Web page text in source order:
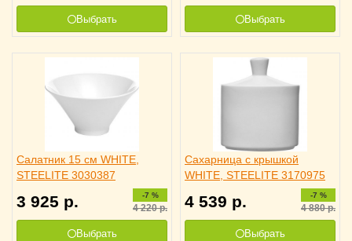
Выбрать Выбрать
Салатник 15 см WHITE,
STEELITE 3030387
3 925 р. -7 %
4 220р.
Выбрать
Сахарница c крышкой
WHITE, STEELITE 3170975
4 539 р. -7 %
4 880р.
Выбрать